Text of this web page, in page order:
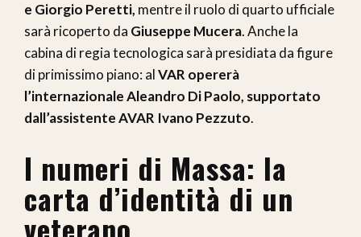
e Giorgio Peretti, mentre il ruolo di quarto ufficiale
sarà ricoperto da Giuseppe Mucera. Anche la
cabina di regia tecnologica sarà presidiata da figure
di primissimo piano: alVAR opererà
l’internazionale Aleandro Di Paolo, supportato
dall’assistente AVAR Ivano Pezzuto.
I numeri di Massa: la
carta d’identità di un